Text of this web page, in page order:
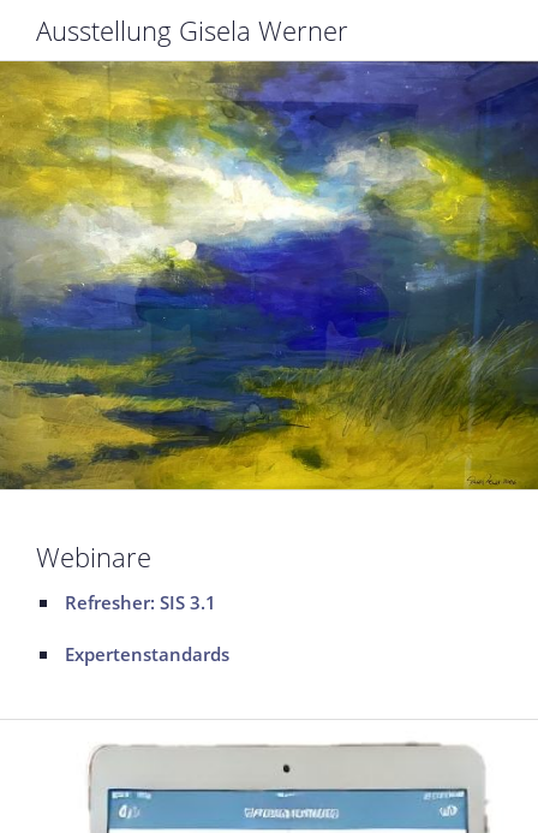
Ausstellung Gisela Werner
Webinare
Refresher: SIS 3.1
Expertenstandards